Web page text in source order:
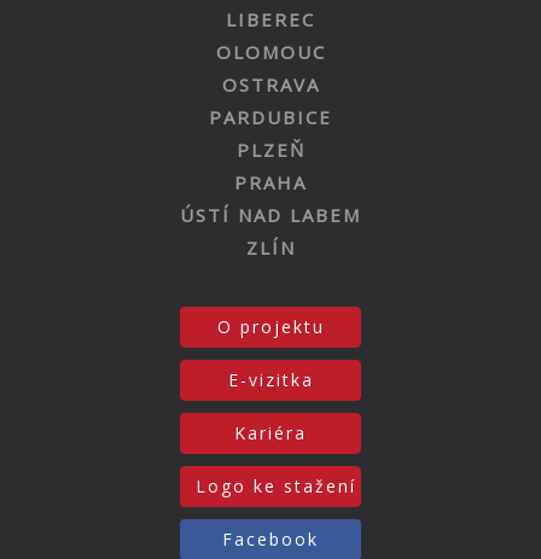
LIBEREC
OLOMOUC
OSTRAVA
PARDUBICE
PLZEŇ
PRAHA
ÚSTÍ NAD LABEM
ZLÍN
O projektu
E-vizitka
Kariéra
Logo ke stažení
Facebook